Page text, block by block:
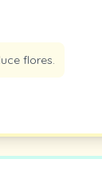
flores.